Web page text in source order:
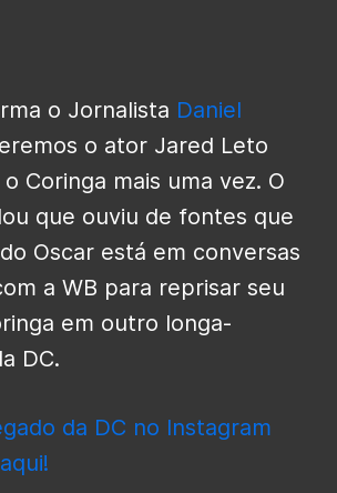
o Jornalista Daniel
o ator Jared Leto
Coringa mais uma vez. O
que ouviu de fontes que
Oscar está em conversas
a WB para reprisar seu
em outro longa-
DC.
da DC no Instagram